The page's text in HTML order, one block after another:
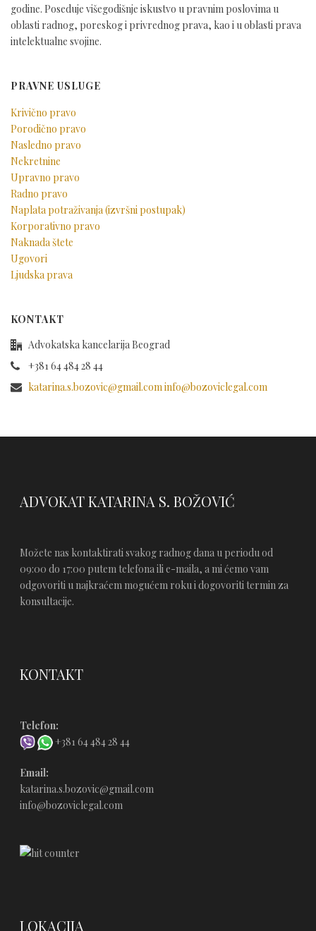
godine. Poseduje višegodišnje iskustvo u pravnim poslovima u
oblasti radnog, poreskog i privrednog prava, kao i u oblasti prava
intelektualne svojine.
PRAVNE USLUGE
Krivično pravo
Porodično pravo
Nasledno pravo
Nekretnine
Upravno pravo
Radno pravo
Naplata potraživanja (izvršni postupak)
Korporativno pravo
Naknada štete
Ugovori
Ljudska prava
KONTAKT
Advokatska kancelarija Beograd
+381 64 484 28 44
katarina.s.bozovic@gmail.com info@bozoviclegal.com
ADVOKAT KATARINA S. BOŽOVIĆ
Možete nas kontaktirati svakog radnog dana u periodu od
09:00 do 17:00 putem telefona ili e-maila, a mi ćemo vam
odgovoriti u najkraćem mogućem roku i dogovoriti termin za
konsultacije.
KONTAKT
Telefon:
+381 64 484 28 44
Email:
katarina.s.bozovic@gmail.com
info@bozoviclegal.com
LOKACIJA